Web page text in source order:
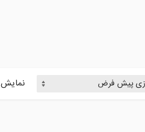
نمایش